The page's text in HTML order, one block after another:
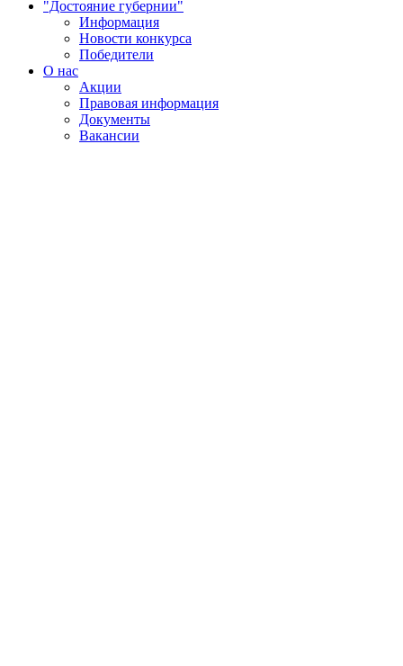
"Достояние губернии"
Информация
Новости конкурса
Победители
О нас
Акции
Правовая информация
Документы
Вакансии